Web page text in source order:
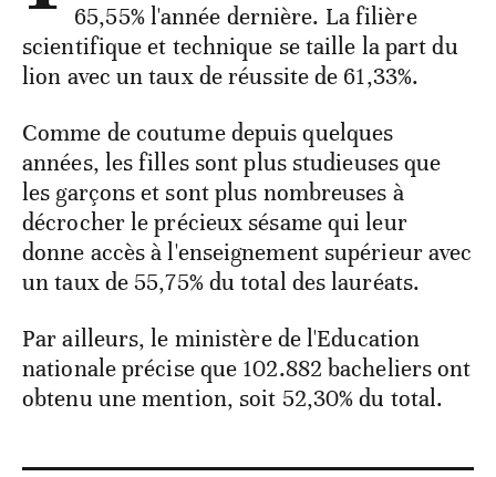
65,55% l'année dernière. La filière
scientifique et technique se taille la part du
lion avec un taux de réussite de 61,33%.
Comme de coutume depuis quelques
années, les filles sont plus studieuses que
les garçons et sont plus nombreuses à
décrocher le précieux sésame qui leur
donne accès à l'enseignement supérieur avec
un taux de 55,75% du total des lauréats.
Par ailleurs, le ministère de l'Education
nationale précise que 102.882 bacheliers ont
obtenu une mention, soit 52,30% du total.